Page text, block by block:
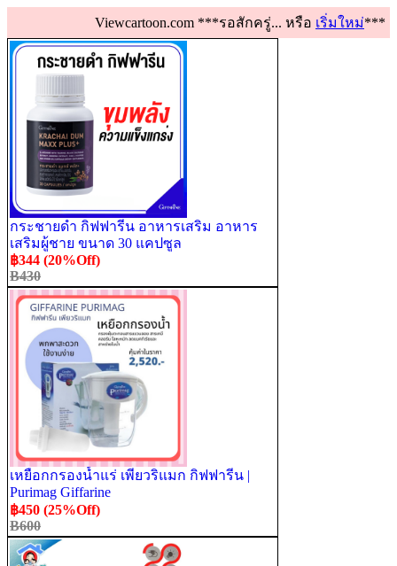
Viewcartoon.com ***รอสักครู่... หรือ เริ่มใหม่***
กระชายดำ กิฟฟารีน อาหารเสริม อาหาร
เสริมผู้ชาย ขนาด 30 แคปซูล
฿344 (20%Off)
B430
เหยือกกรองน้ำแร่ เพียวริแมก กิฟฟารีน |
Purimag Giffarine
฿450 (25%Off)
B600